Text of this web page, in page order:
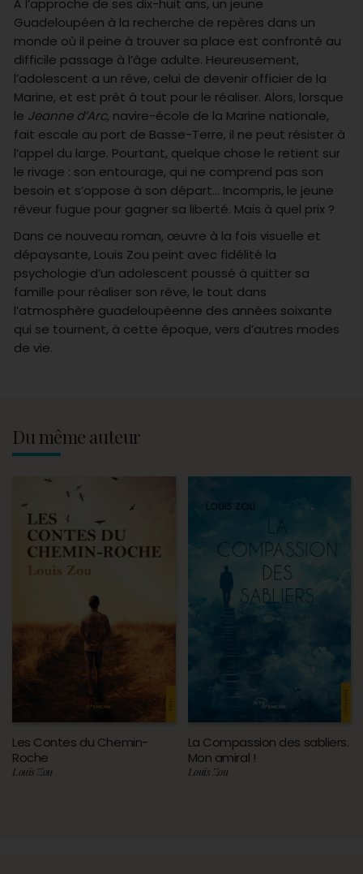
Guadeloupéen à la recherche de repères dans un
monde où il peine à trouver sa place est confronté au
difficile passage à l’âge adulte. Heureusement,
l’adolescent a un rêve, celui de devenir officier de la
Marine, et est prêt à tout pour le réaliser. Alors, lorsque
le Jeanne d’Arc, navire-école de la Marine nationale,
fait escale au port de Basse-Terre, il ne peut résister à
l’appel du large. Pourtant, quelque chose le retient sur
le rivage : son entourage, qui ne comprend pas son
besoin et s’oppose à son départ… Incompris, le jeune
rêveur fugue pour gagner sa liberté. Mais à quel prix ?
Dans ce nouveau roman, œuvre à la fois visuelle et
dépaysante, Louis Zou peint avec fidélité la
psychologie d’un adolescent poussé à quitter sa
famille pour réaliser son rêve, le tout dans
l’atmosphère guadeloupéenne des années soixante
qui se tournent, à cette époque, vers d’autres modes
de vie.
Du même auteur
Les Contes du Chemin-
Roche
Louis Zou
La Compassion des sabliers.
Mon amiral !
Louis Zou